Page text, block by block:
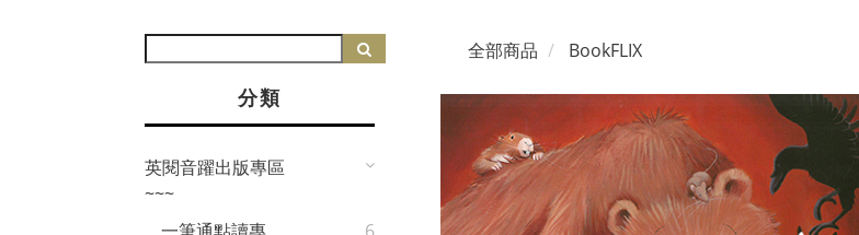
分類
英閱音躍出版專區
~~~
全部商品 BookFLIX